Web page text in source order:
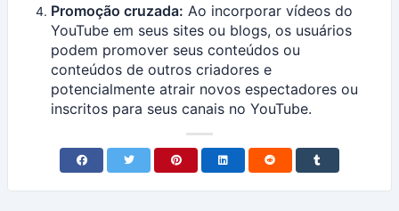
Promoção cruzada: Ao incorporar vídeos do
YouTube em seus sites ou blogs, os usuários
podem promover seus conteúdos ou
conteúdos de outros criadores e
potencialmente atrair novos espectadores ou
inscritos para seus canais no YouTube.